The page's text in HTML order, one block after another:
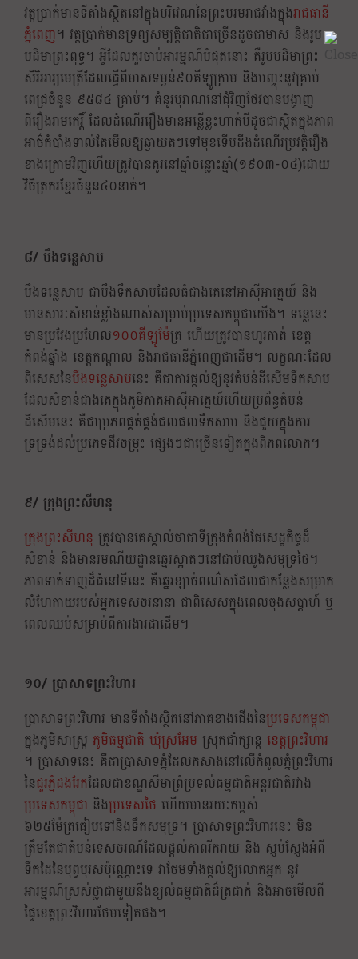
វត្តប្រាក់មានទីតាំងស្ថិតនៅក្នុងបរិវេណនៃព្រះបរមរាជវាំងក្នុងរាជធានី
ភ្នំពេញ។ វត្តប្រាក់មានទ្រព្យសម្បតិ្តជាតិជាច្រើនដូចជាមាស និងរូប
បដិមាព្រះពុទ្ធ។ អ្វីដែលគួរចាប់អារម្មណ៍បំផុតនោះ គឺរូបបដិមាព្រះ
សិរិអារ្យមេត្រីដែលធ្វើពីមាសទម្ងន់៩០គីឡូក្រាម និងបញ្ចុះនូវគ្រាប់
ពេជ្រចំនួន ៩៥៨៤ គ្រាប់។ គំនូរបុរាណនៅជុំវិញថែវបានបង្ហាញ
ពីរឿងរាមកេរ្តិ៍ ដែលដំណើររឿងមានអន្លើខ្លះហាក់បីដូចជាស្ថិតក្នុងភាព
អាថ៌កំបាំងទាល់តែមើលឱ្យឆ្ងាយតៗទៅមុខទើប​ដឹង​ដំណើរ​ប្រវត្តិ​រឿង
ខាងក្រោមវិញហើយត្រូវបានគូរនៅឆ្នាំចន្លោះឆ្នាំ(១៩០៣-០៤)ដោយ
វិចិត្រករខ្មែរចំនួន៤០នាក់។
៨/ បឹងទន្លេសាប
បឹងទន្លេសាប ជាបឹងទឹកសាបដែលធំជាងគេនៅអាស៊ីអាគ្នេយ៍ និង
មានសារៈសំខាន់ខ្លាំងណាស់សម្រាប់ប្រទេសកម្ពុជាយើង។ ទន្លេនេះ
មានប្រវែងប្រហែល១០០គីឡូម៉ែត្រ ហើយត្រូវបានហូរកាត់ ខេត្ត
កំពង់ឆ្នាំង ខេត្តកណ្តាល និងរាជធានីភ្នំពេញជាដើម។ លក្ខណៈដែល
ពិសេសនៃបឹងទន្លេសាបនេះ គឺជាការផ្ដល់ឱ្យនូវតំបន់ដីសើមទឹកសាប
ដែលសំខាន់ជាងគេក្នុងភូមិភាគអាស៊ីអាគ្នេយ៍ហើយប្រព័ន្ធតំបន់
ដីសើមនេះ គឺជាប្រភពផ្គត់ផ្គង់ជលផលទឹកសាប និងជួយក្នុងការ
ទ្រទ្រង់ដល់ប្រភេទជីវចម្រុះ ផ្សេងៗជាច្រើនទៀតក្នុងពិភពលោក។
៩/ ក្រុងព្រះសីហនុ
ក្រុងព្រះសីហនុ ត្រូវបានគេស្គាល់ថាជាទីក្រុងកំពង់ផែសេដ្ឋកិច្ចដ៏
សំខាន់ និងមានរមណីយដ្ឋានឆ្នេរស្អាតៗនៅជាប់ឈូងសមុទ្រថៃ។
ភាពទាក់ទាញដ៏ធំនៅទីនេះ គឺឆ្នេរខ្សាច់ពណ៌សដែលជាកន្លែងសម្រាក
លំហែកាយរបស់អ្នកទេសចរនានា ជាពិសេសក្នុងពេលចុងសប្តាហ៍ ឬ
ពេលឈប់សម្រាប់ពីការងារជាដើម។
១០/ ប្រាសាទព្រះវិហារ
ប្រាសាទព្រះវិហារ មានទីតាំងស្ថិតនៅភាគខាងជើងនៃប្រទេសកម្ពុជា
ក្នុងភូមិសាស្ត្រ ភូមិធម្មជាតិ ឃុំស្រអែម ស្រុកជាំក្សាន្ត ខេត្តព្រះវិហារ
។ ប្រាសាទនេះ គឺជាប្រាសាទភ្នំដែលកសាងនៅលើកំពូលភ្នំព្រះវិហារ
នៃជួរភ្នំដងរែកដែលជាខណ្ឌសីមាព្រំប្រទល់ធម្មជាតិអន្តរជាតិរវាង
ប្រទេសកម្ពុជា និងប្រទេសថៃ ហើយមានរយៈកម្ពស់
៦២៥ម៉ែត្រធៀបទៅនិងទឹកសមុទ្រ។ ប្រាសាទព្រះវិហារនេះ មិន
ត្រឹមតែជាតំបន់ទេសចរណ៍ដែលផ្តល់ភាពរីករាយ និង ស្ញប់ស្ញែងអំពី
ទឹកដៃនៃបុព្វបុរសប៉ុណ្ណោះទេ វាថែមទាំងផ្តល់ឱ្យលោកអ្នក នូវ
អារម្មណ៍ស្រស់ថ្លាជាមួយនឹងខ្យល់ធម្មជាតិដ៏ត្រជាក់ និងអាចមើលពី
ផ្ទៃខេត្តព្រះវិហារថែមទៀតផង។